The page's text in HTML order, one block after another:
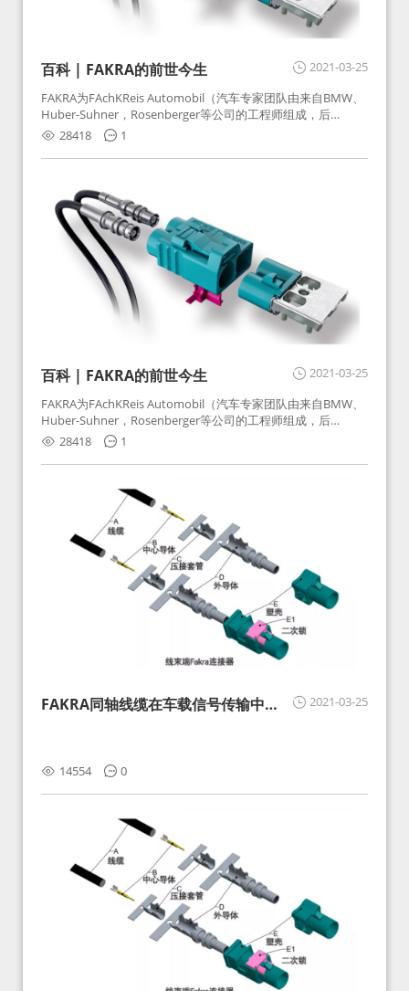
2021-03-25
百科 | FAKRA的前世今生
FAKRA为FAchKReis Automobil（汽车专家团队由来自BMW、
Huber-Suhner，Rosenberger等公司的工程师组成，后
Huber-Suhner相关连接器业务及技术在2010年并入
Rosenberger）缩写。起初为BMW需求用于车载收音机天线连
接，如今FAKRA已成为汽车行业通用标准的射频连接器，被业
28418 1
2021-03-25
百科 | FAKRA的前世今生
FAKRA为FAchKReis Automobil（汽车专家团队由来自BMW、
Huber-Suhner，Rosenberger等公司的工程师组成，后
Huber-Suhner相关连接器业务及技术在2010年并入
Rosenberger）缩写。起初为BMW需求用于车载收音机天线连
接，如今FAKRA已成为汽车行业通用标准的射频连接器，被业
28418 1
2021-03-25
FAKRA同轴线缆在车载信号传输中的
14554 0